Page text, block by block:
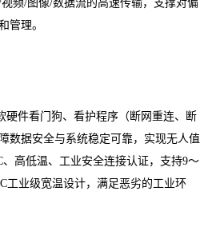
频/图像/数据流的高速传输，支撑对偏
管理。
硬件看门狗、看护程序（断网重连、断
数据安全与系统稳定可靠，实现无人值
高低温、工业安全连接认证，支持9～
工业级宽温设计，满足恶劣的工业环